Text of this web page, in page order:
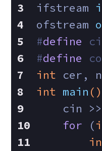
ifstream
ofstream
#define
#define
int cer,
int main ()
cin
for (